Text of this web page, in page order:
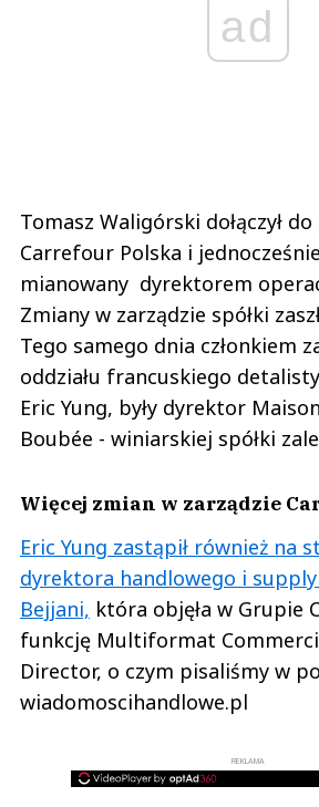
ad
Tomasz Waligórski dołączył
Carrefour Polska i
mianowany dyrektorem
Zmiany w zarządzie spółki
Tego samego dnia członkiem
oddziału francuskiego
Eric Yung, były dyrektor
Boubée - winiarskiej spółki
Więcej zmian w zarządzie
Eric Yung zastąpił również na
dyrektora handlowego i supply
Bejjani, która objęła w Grupie
funkcję Multiformat
Director, o czym pisaliśmy w
wiadomoscihandlowe.pl
REKLAMA